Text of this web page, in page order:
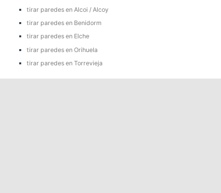
tirar paredes en Alcoi / Alcoy
tirar paredes en Benidorm
tirar paredes en Elche
tirar paredes en Orihuela
tirar paredes en Torrevieja